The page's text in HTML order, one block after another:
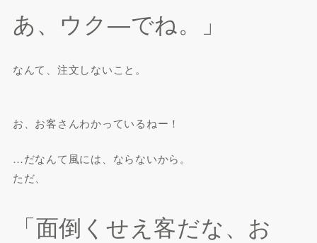
あ、ウク―でね。」
なんて、注文しないこと。
お、お客さんわかっているねー！
…だなんて風には、ならないから。
ただ、
「面倒くせえ客だな、お